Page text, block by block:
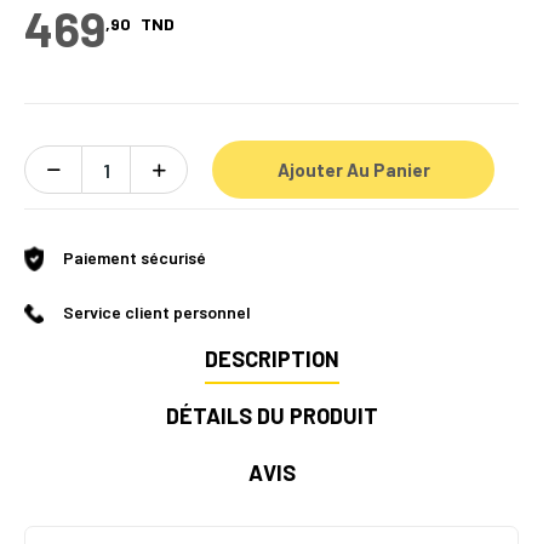
469,90 TND
Ajouter Au Panier
Paiement sécurisé
Service client personnel
DESCRIPTION
DÉTAILS DU PRODUIT
AVIS